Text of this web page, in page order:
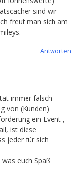
sind wir
freut man sich am
Antworten
immer falsch
von (Kunden)
ein Event ,
ist diese
jeder für sich
euch Spaß